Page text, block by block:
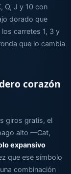
Q, J y 10 con
dorado que
carretes 1, 3 y
que lo cambia
corazón
giros gratis, el
alto —Cat,
expansivo
que ese símbolo
combinación